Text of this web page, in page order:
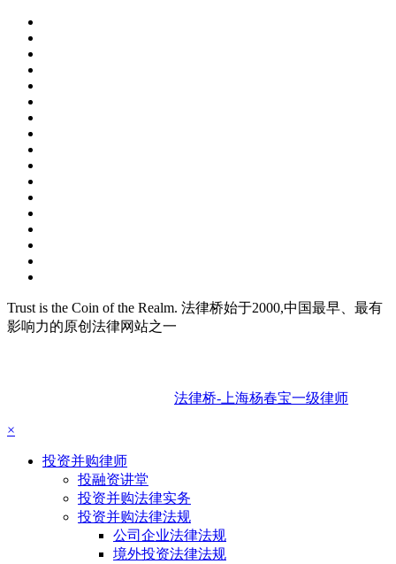
Trust is the Coin of the Realm. 法律桥始于2000,中国最早、最有
影响力的原创法律网站之一
法律桥-上海杨春宝一级律师
×
投资并购律师
投融资讲堂
投资并购法律实务
投资并购法律法规
公司企业法律法规
境外投资法律法规